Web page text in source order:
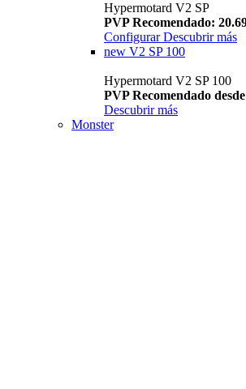
Hypermotard V2 SP
PVP Recomendado:
Configurar Descubrir más
new V2 SP 100
Hypermotard V2 SP 100
PVP Recomendado
Descubrir más
Monster